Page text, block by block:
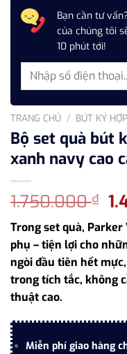
Bạn cần tư
của chúng tôi
10 phút tới!
TRANG CHỦ / BÚT KÝ
Bộ set quà bút
xanh navy cao
1.750.000₫
là:
Trong set quà, Parker
phụ – tiện lợi cho
ngòi đầu tiên hết
trong tích tắc, không
thuật cao.
Miễn phí giao hàng